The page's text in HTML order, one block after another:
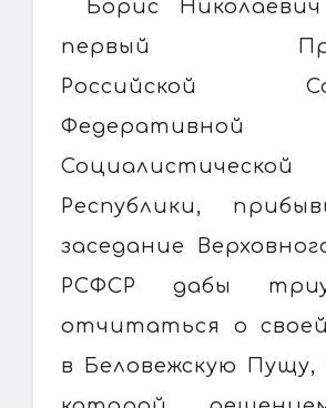
Борис
первый
Российской
Федеративной
Социалистической
Республики,
заседание
РСФСР дабы
отчитаться о своей
в Беловежскую Пущу,